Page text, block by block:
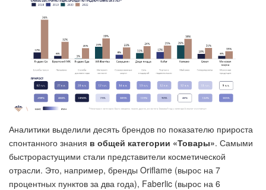
Аналитики выделили десять брендов по показателю прироста
спонтанного знания в общей категории «Товары». Самыми
быстрорастущими стали представители косметической
отрасли. Это, например, бренды Oriflame (вырос на 7
процентных пунктов за два года), Faberlic (вырос на 6